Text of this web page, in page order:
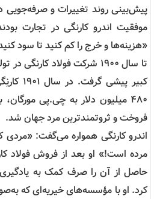
پیش‌بینی روند تغییرات و صرفه‌جویی
موفقیت اندرو کارنگی در تجارت
«هزینه‌ها و خرج را کم کنید تا سود
تا سال ۱۹۰۰ شرکت فولاد کارنگی
کبیر
۴۸۰ میلیون دلار به چی.پی
فروخت و ثروتمندترین مرد جهان شد.
اندرو کارنگی همواره می‌گفت: «مردی
حاصل از آن را صرف کمک به یادگیری
کرد. او با مؤسسه‌های خیریه‌ای که